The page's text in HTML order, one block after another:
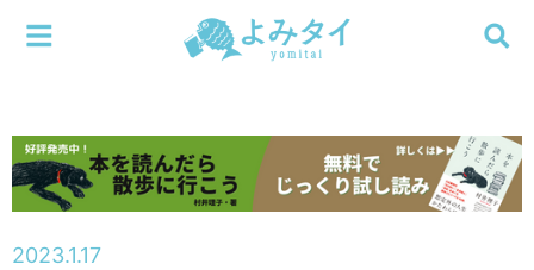
新着
検索する
メニューを閉じる
2023.1.17